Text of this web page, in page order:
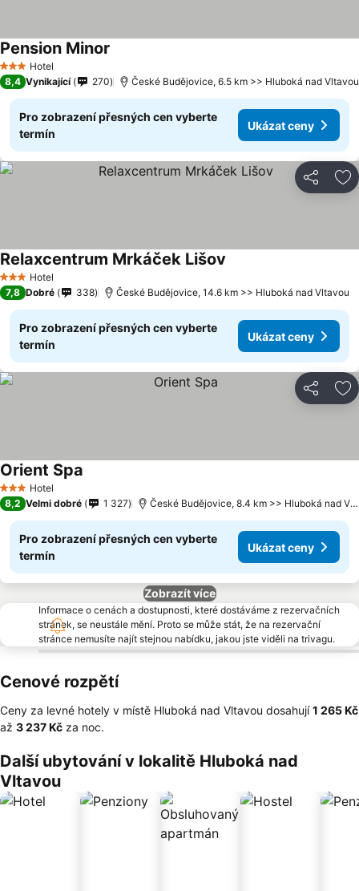
3 Počet hvězdiček
Hotel
Pension Minor
8,4 Vynikající 270 České Budějovice, 6.5 km >> Hluboká nad Vltavou
Pro zobrazení přesných cen vyberte
termín
Ukázat ceny
Sdílet
3 Počet hvězdiček
Hotel
Relaxcentrum Mrkáček Lišov
7,8 Dobré 338 České Budějovice, 14.6 km >> Hluboká nad Vltavou
Pro zobrazení přesných cen vyberte
termín
Ukázat ceny
Sdílet
3 Počet hvězdiček
Hotel
Orient Spa
8,2 Velmi dobré 1 327 České Budějovice, 8.4 km >> Hluboká nad Vltavou
Pro zobrazení přesných cen vyberte
termín
Ukázat ceny
Zobrazít více
Informace o cenách a dostupnosti, které dostáváme z rezervačních
stránek, se neustále mění. Proto se může stát, že na rezervační
stránce nemusíte najít stejnou nabídku, jakou jste viděli na trivagu.
Cenové rozpětí
Ceny za levné hotely v místě Hluboká nad Vltavou dosahují‎1 265 Kč
až ‎3 237 Kč za noc.
Další ubytování v lokalitě Hluboká nad
Vltavou